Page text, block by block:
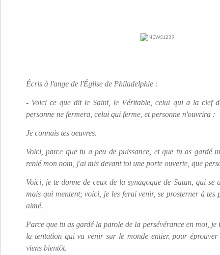
Écris à l'ange de l'Église de Philadelphie :
- Voici ce que dit le Saint, le Véritable, celui qui a la clef
personne ne fermera, celui qui ferme, et personne n'ouvrira :
Je connais tes oeuvres.
Voici, parce que tu a peu de puissance, et que tu as gardé
renié mon nom, j'ai mis devant toi une porte ouverte, que
Voici, je te donne de ceux de la synagogue de Satan, qui se
mais qui mentent; voici, je les ferai venir, se prosterner à tes
aimé.
Parce que tu as gardé la parole de la persévérance en moi,
la tentation qui va venir sur le monde entier, pour
viens bientôt.